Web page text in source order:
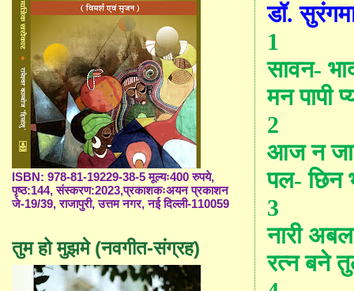
डॉ.
1
सावन-
मन पापी
2
आज न
पल-छिन
3
नारी
रत्न बने
ISBN: 978-81-19229-38-5 मूल्यः400 रुपये,
पृष्ठ:144, संस्करण:2023,प्रकाशकःअयन प्रकाशन
जे-19/39, राजापुरी, उत्तम नगर, नई दिल्ली-110059
तुम हो मुझमे (नवगीत-संग्रह)